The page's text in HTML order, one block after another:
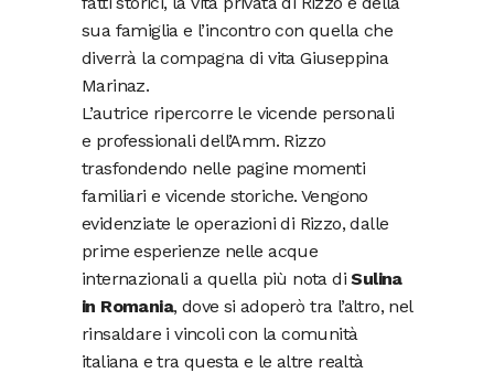
sua famiglia e l’incontro con quella che
diverrà la compagna di vita Giuseppina
Marinaz.
L’autrice ripercorre le vicende personali
e professionali dell’Amm. Rizzo
trasfondendo nelle pagine momenti
familiari e vicende storiche. Vengono
evidenziate le operazioni di Rizzo, dalle
prime esperienze nelle acque
internazionali a quella più nota diSulina
in Romania, dove si adoperò tra l’altro, nel
rinsaldare i vincoli con la comunità
italiana e tra questa e le altre realtà